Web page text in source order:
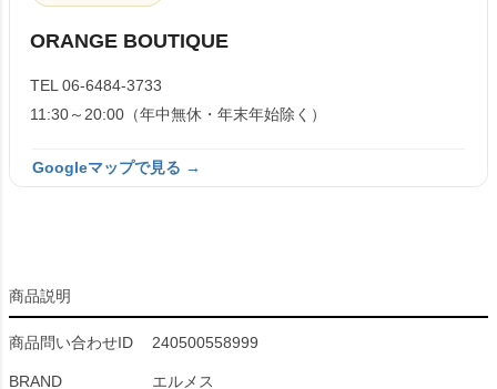
ORANGE BOUTIQUE
TEL 06-6484-3733
11:30～20:00（年中無休・年末年始除く）
Googleマップで見る →
商品説明
商品問い合わせID 240500558999
BRAND エルメス